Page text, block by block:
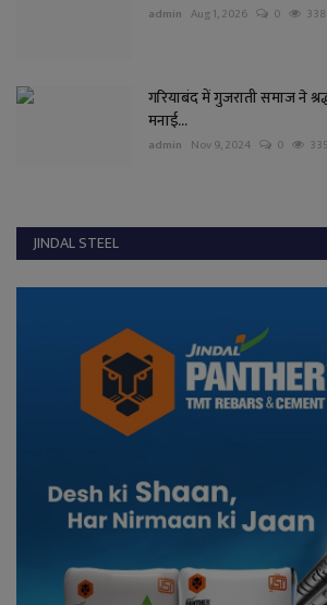
admin Aug 1, 2026 0 338
गरियाबंद में गुजराती समाज ने
मनाई...
admin Nov 9, 2024 0 335
JINDAL STEEL